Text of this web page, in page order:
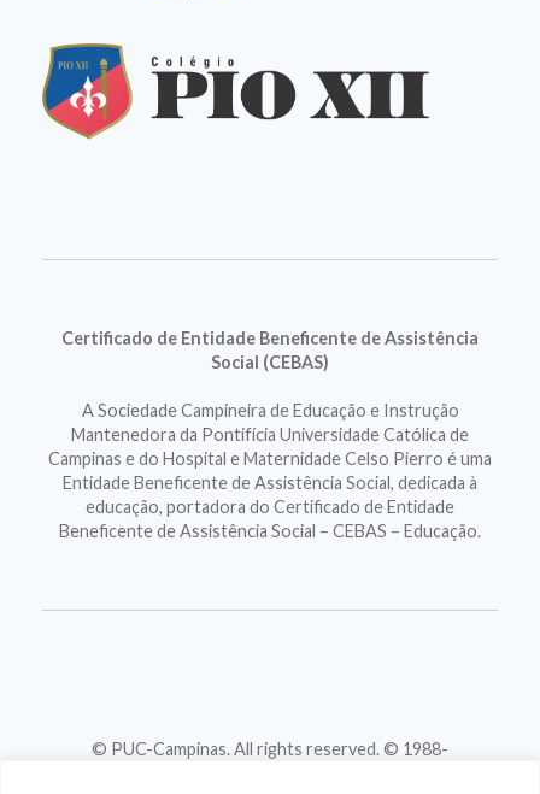
Certificado de Entidade Beneficente de Assistência
Social (CEBAS)
A Sociedade Campineira de Educação e Instrução
Mantenedora da Pontifícia Universidade Católica de
Campinas e do Hospital e Maternidade Celso Pierro é uma
Entidade Beneficente de Assistência Social, dedicada à
educação, portadora do Certificado de Entidade
Beneficente de Assistência Social – CEBAS – Educação.
© PUC-Campinas. All rights reserved. © 1988-